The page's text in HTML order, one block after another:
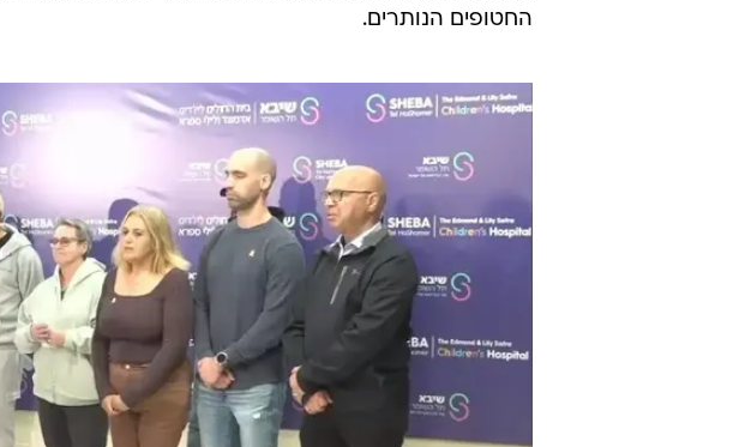
החטופים הנותרים.